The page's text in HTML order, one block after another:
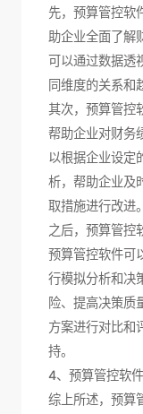
先，预算管控软
助企业全面了解
可以通过数据透
同维度的关系和
其次，预算管控
帮助企业对财务
以根据企业设定
析，帮助企业及
取措施进行改进。
之后，预算管控
预算管控软件可
行模拟分析和决
险、提高决策质
方案进行对比和
持。
4、预算管控软
综上所述，预算